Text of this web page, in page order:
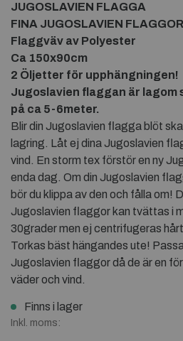
JUGOSLAVIEN FLAGGA
FINA JUGOSLAVIEN
Flaggväv av Polyester
Ca 150x90cm
2 Öljetter för upphängningen!
Jugoslavien flaggan är
på ca 5-6meter.
Blir din Jugoslavien flagga blöt
lagring. Låt ej dina Jugoslavien
vind. En storm tex förstör en ny
enda dag. Om din Jugoslavien
bör du klippa av den och fålla om!
Jugoslavien flaggor kan tvättas i
30grader men ej centrifugeras
Torkas bäst hängandes ute!
Jugoslavien flaggor då de är en
väder och vind.
Finns i lager
Inkl. moms: